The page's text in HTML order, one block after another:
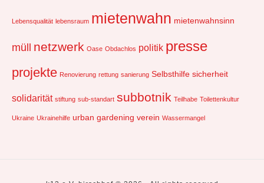
Lebensqualität lebensraum mietenwahn mietenwahnsinn
müll netzwerk Oase Obdachlos politik presse
projekte Renovierung rettung sanierung Selbsthilfe sicherheit
solidarität stiftung sub-standart subbotnik Teilhabe Toilettenkultur
Ukraine Ukrainehilfe urban gardening verein Wassermangel